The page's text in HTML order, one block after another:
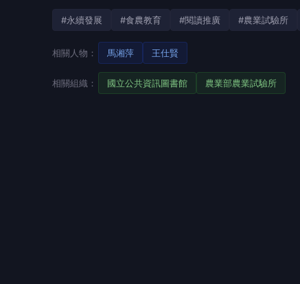
#永續發展 #食農教育 #閱讀推廣 #農業試驗所
相關人物： 馬湘萍 王仕賢
相關組織： 國立公共資訊圖書館 農業部農業試驗所